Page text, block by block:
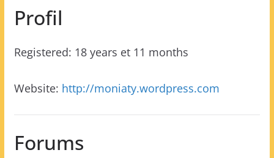
Profil
Registered: 18 years et 11 months
Website: http://moniaty.wordpress.com
Forums